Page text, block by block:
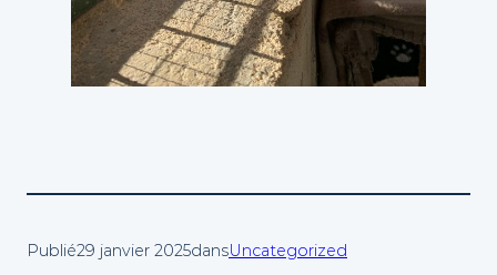
Publié29 janvier 2025dansUncategorized